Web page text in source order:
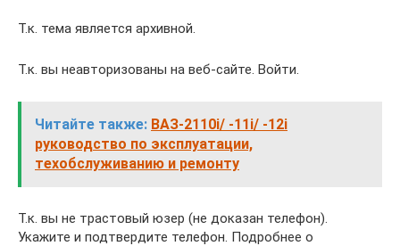
Т.к. тема является архивной.
Т.к. вы неавторизованы на веб-сайте. Войти.
Читайте также: ВАЗ-2110i/ -11i/ -12i
руководство по эксплуатации,
техобслуживанию и ремонту
Т.к. вы не трастовый юзер (не доказан телефон).
Укажите и подтвердите телефон. Подробнее о